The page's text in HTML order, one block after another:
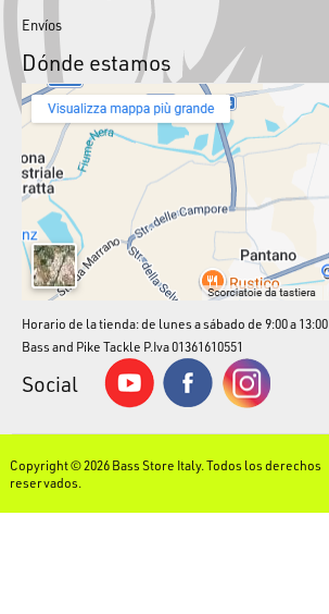
Envíos
Dónde estamos
Horario de la tienda: de lunes a sábado de 9:00 a 13:00
Bass and Pike Tackle P.Iva 01361610551
Social
Copyright © 2026 Bass Store Italy. Todos los derechos
reservados.